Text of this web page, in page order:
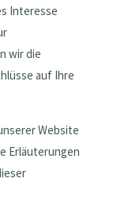
Interesse
wir die
auf Ihre
Website
Erläuterungen